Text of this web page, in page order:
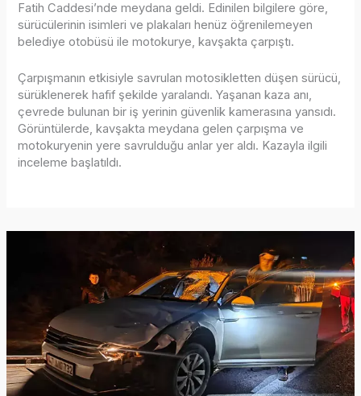
Fatih Caddesi’nde meydana geldi. Edinilen bilgilere göre,
sürücülerinin isimleri ve plakaları henüz öğrenilemeyen
belediye otobüsü ile motokurye, kavşakta çarpıştı.
Çarpışmanın etkisiyle savrulan motosikletten düşen sürücü,
sürüklenerek hafif şekilde yaralandı. Yaşanan kaza anı,
çevrede bulunan bir iş yerinin güvenlik kamerasına yansıdı.
Görüntülerde, kavşakta meydana gelen çarpışma ve
motokuryenin yere savrulduğu anlar yer aldı. Kazayla ilgili
inceleme başlatıldı.